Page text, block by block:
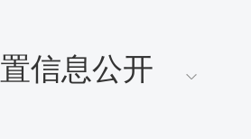
信息公开